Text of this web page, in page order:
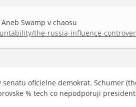
Swamp v chaosu
the-russia-influence-
senatu oficielne demokrat. Schumer
% tech co nepodporuji